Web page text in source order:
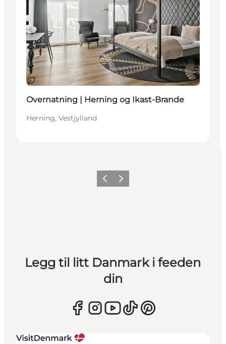
Bærekraftig
Overnatning | Herning og Ikast-Brande
Herning, Vestjylland
ForrigeNeste
Legg til litt Danmark i feeden
din